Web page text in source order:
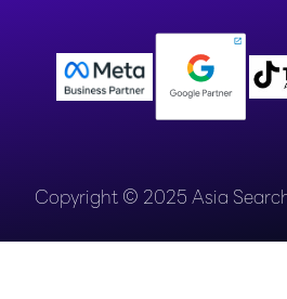
Copyright © 2025 Asia